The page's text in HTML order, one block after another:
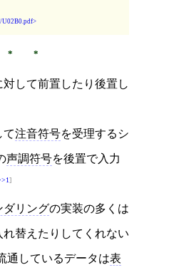
U02B0.pdf
対して前置したり後置し
て注音符号を受理するシ
声調符号を後置で入力
ダリングの実装の多くは
替えたりしてくれない
通しているデータは表